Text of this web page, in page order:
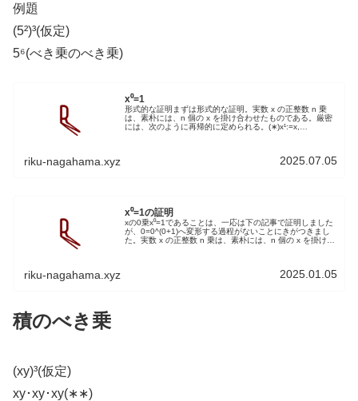
例題
(5²)³(仮定)
5⁶(べき乗のべき乗)
x⁰=1
形式的な証明まずは形式的な証明。実数 x の正整数 n 乗
は、素朴には、n 個の x を掛け合わせたものである。厳密
には、次のように再帰的に定められる。(∗)x¹:=x,
riku-nagahama.xyz 2025.07.05
x⁰=1の証明
xの0乗x⁰=1であることは、一応は下の記事で証明しました
が、0=0^(0+1)へ変形する過程がないことにきがつきまし
た。実数 x の正整数 n 乗は、素朴には、n 個の x を掛け合
riku-nagahama.xyz 2025.01.05
積のべき乗
(xy)³(仮定)
xy･xy･xy(∗∗)